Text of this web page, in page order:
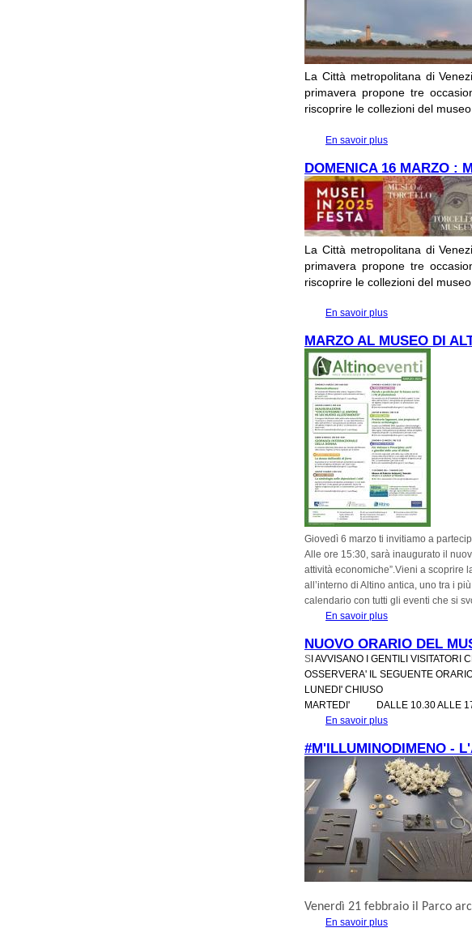
La Città metropolitana di
primavera propone tre
riscoprire le collezioni del
En savoir plus
DOMENICA 16 MARZO :
La Città metropolitana di
primavera propone tre
riscoprire le collezioni del
En savoir plus
MARZO AL MUSEO DI
Giovedì 6 marzo ti invitiamo a
Alle ore 15:30, sarà inauguratoil
attività economiche”.Vieni a scoprire
all’interno di Altino antica, uno tra i
calendario con tutti gli eventi che si
En savoir plus
NUOVO ORARIO DEL
S I AVVISANO I GENTILI
OSSERVERA' IL SEGUENTE
LUNEDI' CHIUSO
MARTEDI' DALLE 10.30 ALLE
En savoir plus
#M'ILLUMINODIMENO -
Venerdì 21 febbraio il Parco
En savoir plus